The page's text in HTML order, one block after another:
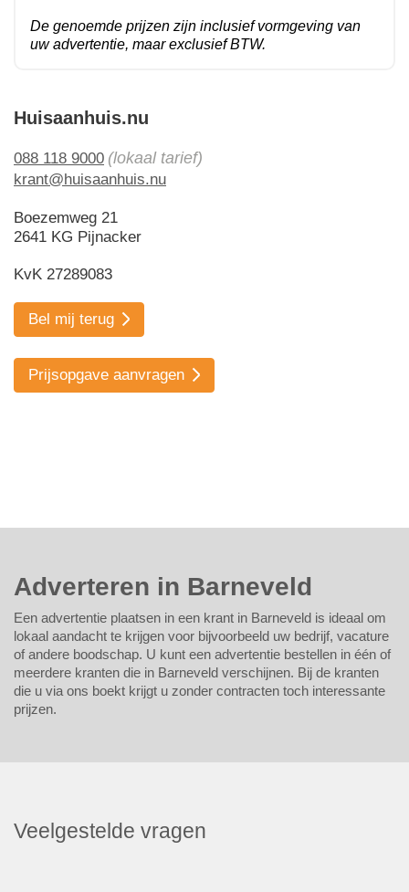
Huisaanhuis.nu
088 118 9000 (lokaal tarief)
krant@huisaanhuis.nu
Boezemweg 21
2641 KG Pijnacker
KvK 27289083
Bel mij terug
Prijsopgave aanvragen
De genoemde prijzen zijn inclusief vormgeving van
uw advertentie, maar exclusief BTW.
Adverteren in Barneveld
Een advertentie plaatsen in een krant in Barneveld is ideaal om
lokaal aandacht te krijgen voor bijvoorbeeld uw bedrijf, vacature
of andere boodschap. U kunt een advertentie bestellen in één of
meerdere kranten die in Barneveld verschijnen. Bij de kranten
die u via ons boekt krijgt u zonder contracten toch interessante
prijzen.
Veelgestelde vragen